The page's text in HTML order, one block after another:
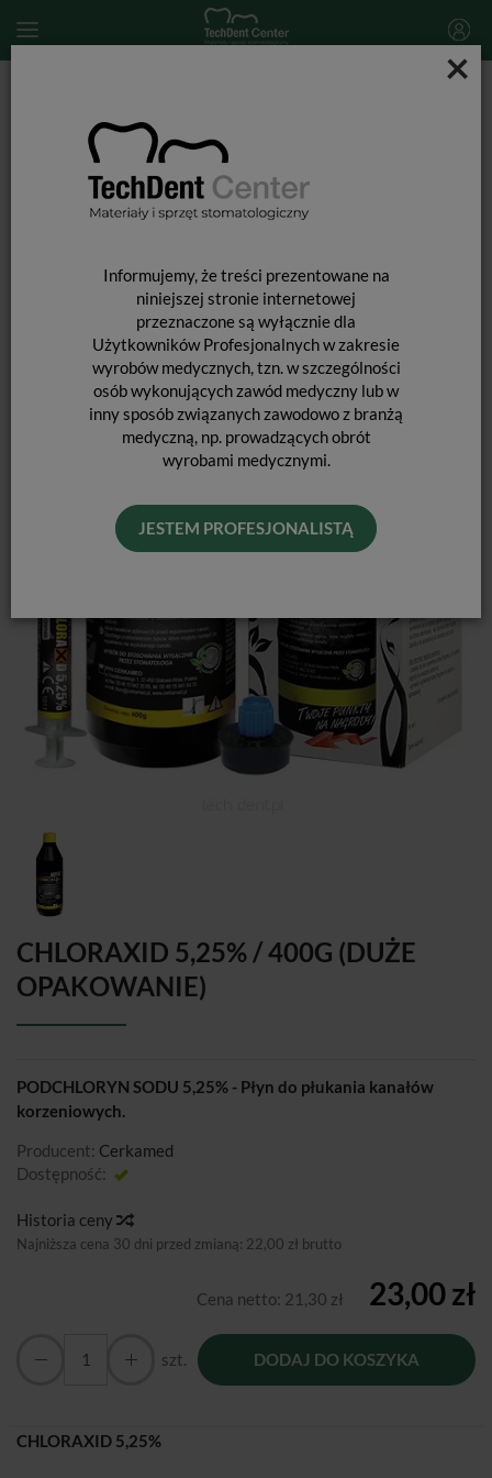
×
Informujemy, że treści prezentowane na
niniejszej stronie internetowej
przeznaczone są wyłącznie dla
Użytkowników Profesjonalnych w zakresie
wyrobów medycznych, tzn. w szczególności
osób wykonujących zawód medyczny lub w
inny sposób związanych zawodowo z branżą
medyczną, np. prowadzących obrót
wyrobami medycznymi.
JESTEM PROFESJONALISTĄ
Leki i preparaty stomatologiczne
CHLORAXiD 5,25% / 400g (duże opakowanie)
CHLORAXID 5,25% / 400G (DUŻE
OPAKOWANIE)
PODCHLORYN SODU 5,25% - Płyn do płukania kanałów
korzeniowych.
Producent: Cerkamed
Dostępność:
Historia ceny
Najniższa cena 30 dni przed zmianą: 22,00 zł brutto
Cena netto: 21,30 zł 23,00 zł
szt. DODAJ DO KOSZYKA
CHLORAXID 5,25%